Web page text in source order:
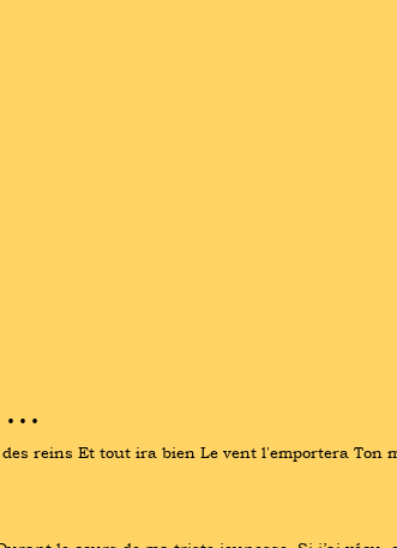
…
reins Et tout ira bien Le vent l'emportera Ton